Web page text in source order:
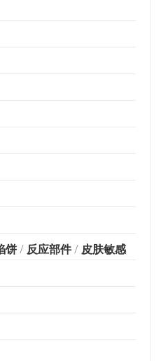
饼 / 反应部件 / 皮肤敏感